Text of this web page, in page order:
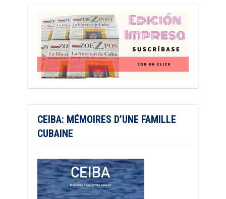
CEIBA: MÉMOIRES D’UNE FAMILLE
CUBAINE